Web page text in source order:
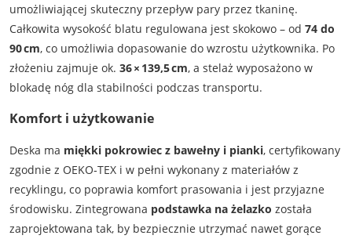
umożliwiającej skuteczny przepływ pary przez tkaninę.
Całkowita wysokość blatu regulowana jest skokowo – od 74 do
90 cm, co umożliwia dopasowanie do wzrostu użytkownika. Po
złożeniu zajmuje ok. 36 × 139,5 cm, a stelaż wyposażono w
blokadę nóg dla stabilności podczas transportu.
Komfort i użytkowanie
Deska ma miękki pokrowiec z bawełny i pianki, certyfikowany
zgodnie z OEKO‑TEX i w pełni wykonany z materiałów z
recyklingu, co poprawia komfort prasowania i jest przyjazne
środowisku. Zintegrowana podstawka na żelazko została
zaprojektowana tak, by bezpiecznie utrzymać nawet gorące